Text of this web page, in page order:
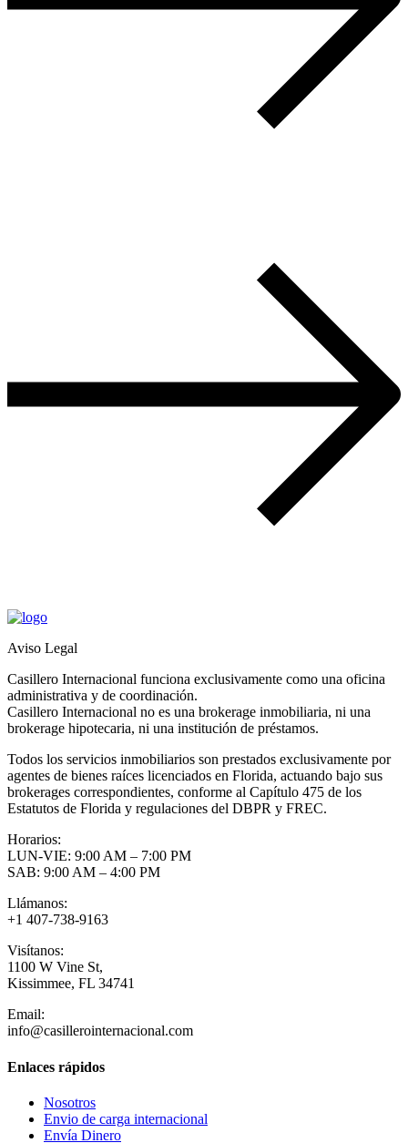
Aviso Legal
Casillero Internacional funciona exclusivamente como una oficina
administrativa y de coordinación.
Casillero Internacional no es una brokerage inmobiliaria, ni una
brokerage hipotecaria, ni una institución de préstamos.
Todos los servicios inmobiliarios son prestados exclusivamente por
agentes de bienes raíces licenciados en Florida, actuando bajo sus
brokerages correspondientes, conforme al Capítulo 475 de los
Estatutos de Florida y regulaciones del DBPR y FREC.
Horarios:
LUN-VIE: 9:00 AM – 7:00 PM
SAB: 9:00 AM – 4:00 PM
Llámanos:
+1 407-738-9163
Visítanos:
1100 W Vine St,
Kissimmee, FL 34741
Email:
info@casillerointernacional.com
Enlaces rápidos
Nosotros
Envio de carga internacional
Envía Dinero